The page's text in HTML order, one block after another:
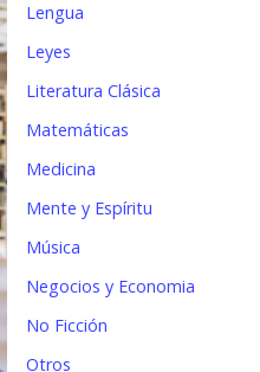
Lengua
Leyes
Literatura Clásica
Matemáticas
Medicina
Mente y Espíritu
Música
Negocios y Economia
No Ficción
Otros